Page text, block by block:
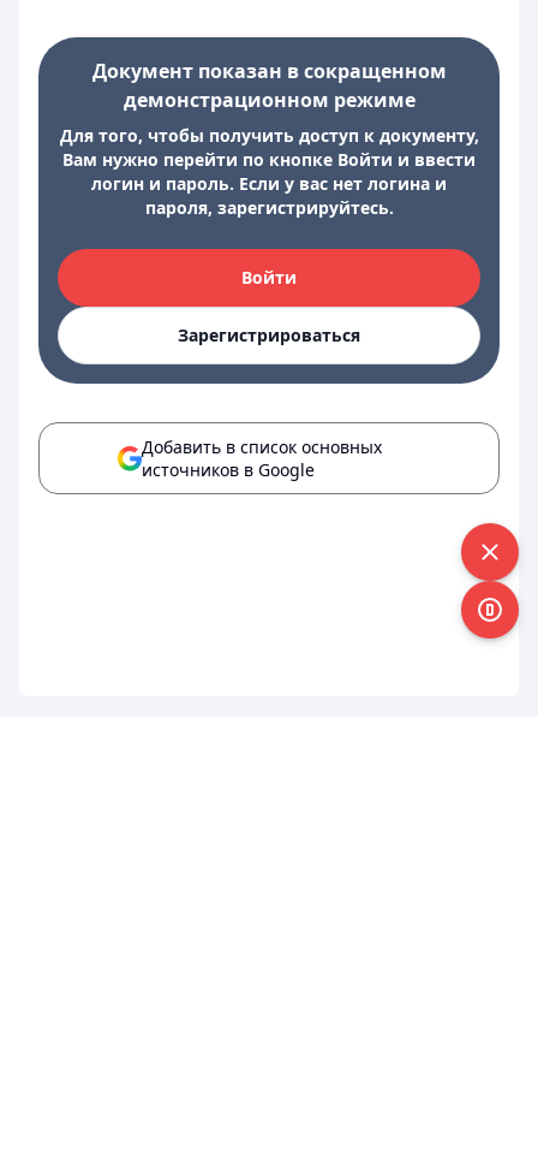
Документ показан в сокращенном
демонстрационном режиме
Для того, чтобы получить доступ к документу,
Вам нужно перейти по кнопке Войти и ввести
логин и пароль. Если у вас нет логина и
пароля, зарегистрируйтесь.
Войти
Зарегистрироваться
Добавить в список основных
источников в Google